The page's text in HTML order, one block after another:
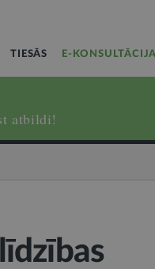
TIESĀS E-
atbildi!